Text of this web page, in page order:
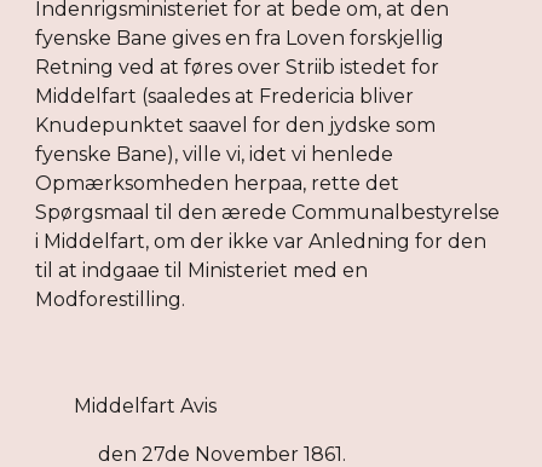
Indenrigsministeriet for at bede om, at den
fyenske Bane gives en fra Loven forskjellig
Retning ved at føres over Striib istedet for
Middelfart (saaledes at Fredericia bliver
Knudepunktet saavel for den jydske som
fyenske Bane), ville vi, idet vi henlede
Opmærksomheden herpaa, rette det
Spørgsmaal til den ærede Communalbestyrelse
i Middelfart, om der ikke var Anledning for den
til at indgaae til Ministeriet med en
Modforestilling.
Middelfart Avis
den 27de November 1861.